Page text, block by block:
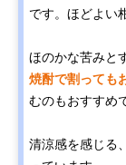
です。ほどよい
ほのかな苦みと
焼酎で割っても
むのもおすすめ
清涼感を感じる